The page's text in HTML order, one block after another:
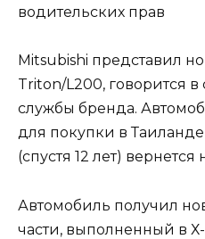
водительских прав
Mitsubishi представил
Triton/L200, говорится
службы бренда.
для покупки в
(спустя 12 лет)
Автомобиль получил
части, выполненный в